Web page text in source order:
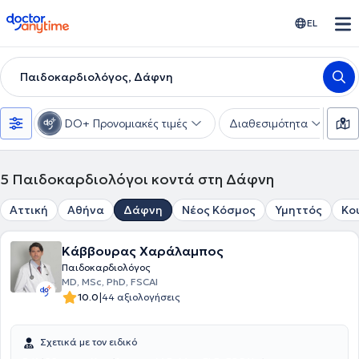
doctoranytime EL
Παιδοκαρδιολόγος, Δάφνη
DO+ Προνομιακές τιμές Διαθεσιμότητα
5 Παιδοκαρδιολόγοι κοντά στη Δάφνη
Αττική Αθήνα Δάφνη Νέος Κόσμος Υμηττός
Κάββουρας Χαράλαμπος
Παιδοκαρδιολόγος
MD, MSc, PhD, FSCAI
10.0|44 αξιολογήσεις
Σχετικά με τον ειδικό